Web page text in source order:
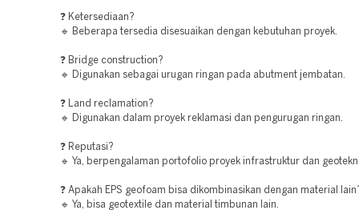
❓ Ketersediaan?
🔹 Beberapa tersedia disesuaikan dengan kebutuhan proyek.
❓ Bridge construction?
🔹 Digunakan sebagai urugan ringan pada abutment jembatan.
❓ Land reclamation?
🔹 Digunakan dalam proyek reklamasi dan pengurugan ringan.
❓ Reputasi?
🔹 Ya, berpengalaman portofolio proyek infrastruktur dan
❓ Apakah EPS geofoam bisa dikombinasikan dengan material
🔹 Ya, bisa geotextile dan material timbunan lain.